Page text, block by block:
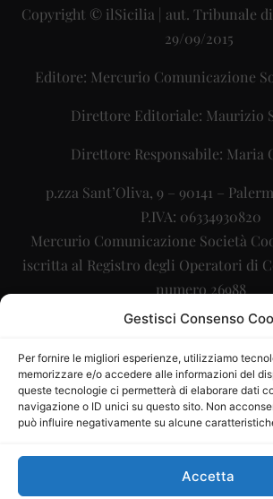
Gestisci Consenso
Per fornire le migliori esperienze, utilizziamo
memorizzare e/o accedere alle informazioni del
queste tecnologie ci permetterà di elaborare dati
navigazione o ID unici su questo sito. Non
può influire negativamente su alcune
Accetta
Copyright © ilSicilia | aut. Tribunale di
29/09/2015
Editore: Mercurio Comunicazione
Direttore Editoriale: Maurizio
Direttore Responsabile: Maria
p.zza Sant’Oliva, 9 – 90141 –
P.IVA: 06334930820
Mercurio Comunicazione Società
iscritta al Registro degli Operatori di
numero 26988
Sito gestito daLa Digitale srl–